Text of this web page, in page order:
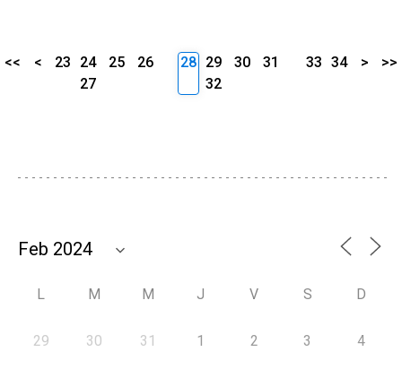
<< < 23 24 25
26
27
28 29 30
31
32
33 34 > >>
L M M J V S D
29 30 31 1 2 3 4